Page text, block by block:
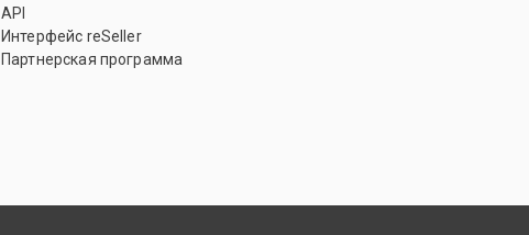
API
Интерфейс reSeller
Партнерская программа